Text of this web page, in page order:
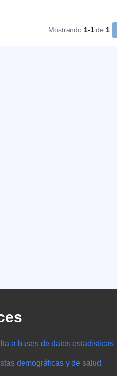
Mostrando 1-1 de 1
a bases de datos estadísticas
demográficas y de salud